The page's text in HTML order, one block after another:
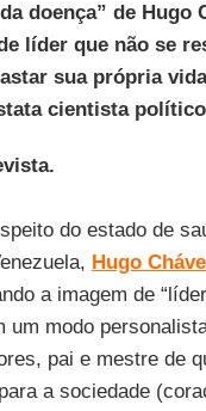
da doença” de
líder que não se
sua própria
cientista
do estado de
Hugo
a imagem de
um modo
pai e mestre de
a sociedade